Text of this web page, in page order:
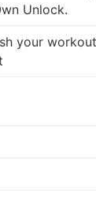
Unlock.
your